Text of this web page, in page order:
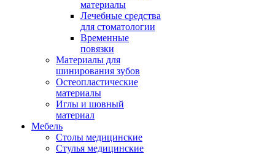
материалы
Лечебные средства
для стоматологии
Временные
повязки
Материалы для
шинирования зубов
Остеопластические
материалы
Иглы и шовный
материал
Мебель
Столы медицинские
Стулья медицинские